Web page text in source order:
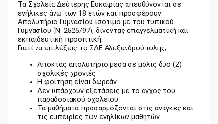
Τα Σχολεία Δεύτερης Ευκαιρίας απευθύνονται σε
ενήλικες άνω των 18 ετών και προσφέρουν
Απολυτήριο Γυμνασίου ισότιμο με του τυπικού
Γυμνασίου (Ν. 2525/97), δίνοντας επαγγελματική και
εκπαιδευτική προοπτική.
Γιατί να επιλέξεις το ΣΔΕ Αλεξανδρούπολης;
Αποκτάς απολυτήριο μέσα σε μόλις δύο (2)
σχολικές χρονιές
Η φοίτηση είναι δωρεάν
Δεν υπάρχουν εξετάσεις με το άγχος του
παραδοσιακού σχολείου
Τα μαθήματα προσαρμόζονται στις ανάγκες και
τις εμπειρίες των ενηλίκων μαθητών